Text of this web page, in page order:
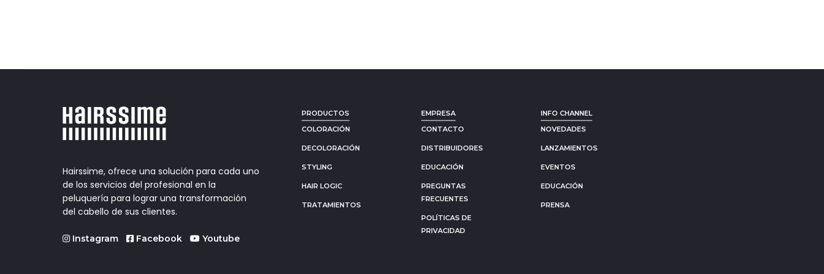
Hairssime, ofrece una solución para cada uno
de los servicios del profesional en la
peluquería para lograr una transformación
del cabello de sus clientes.
Instagram Facebook Youtube
PRODUCTOS
COLORACIÓN
DECOLORACIÓN
STYLING
HAIR LOGIC
TRATAMIENTOS
EMPRESA
CONTACTO
DISTRIBUIDORES
EDUCACIÓN
PREGUNTAS
FRECUENTES
POLÍTICAS DE
PRIVACIDAD
INFO CHANNEL
NOVEDADES
LANZAMIENTOS
EVENTOS
EDUCACIÓN
PRENSA